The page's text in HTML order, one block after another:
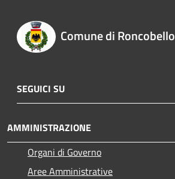
Comune di Roncobello
SEGUICI SU
AMMINISTRAZIONE
Organi di Governo
Aree Amministrative